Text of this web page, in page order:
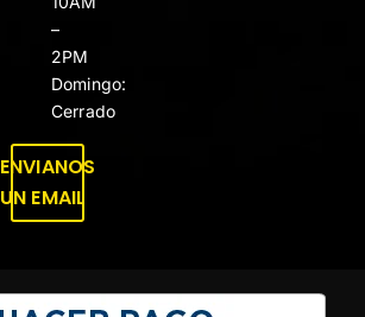
–
2PM
Domingo:
Cerrado
ENVIANOS
UN EMAIL